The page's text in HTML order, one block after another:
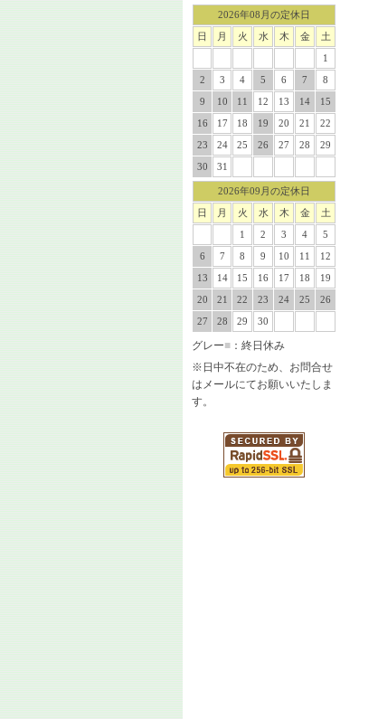
2026年08月の定休日
日
月 火 水 木 金
土
1
2
3 4 5 6 7
8
9
10 11 12 13 14
15
16
17 18 19 20 21
22
23
24 25 26 27 28
29
30
31
2026年09月の定休日
日
月 火 水 木 金
土
1
2 3 4
5
6
7 8 9 10 11
12
13
14 15 16 17 18
19
20
21 22 23 24 25
26
27
28 29 30
グレー■ ：終日休み
※日中不在のため、お問合せ
はメールにてお願いいたしま
す。